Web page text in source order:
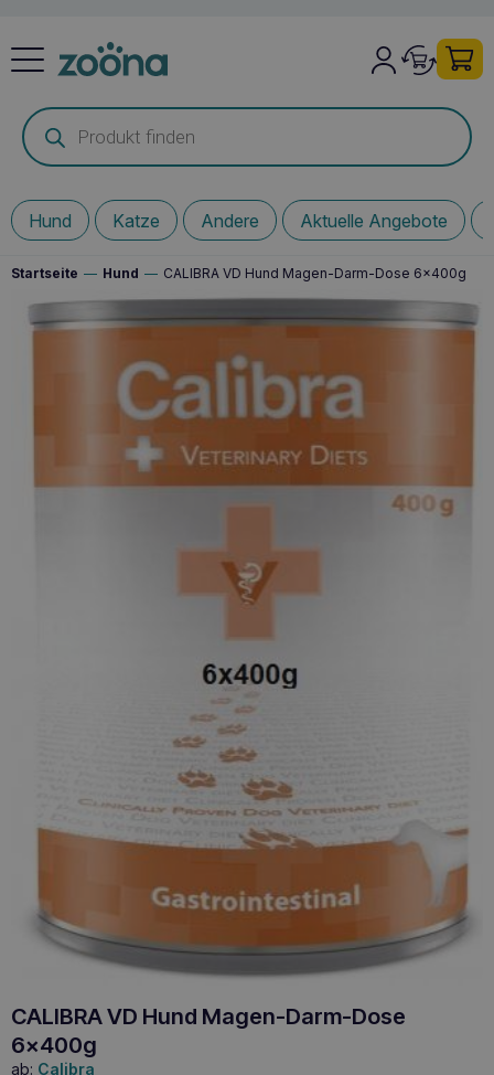
Products
search
Hund Katze Andere Aktuelle Angebote
Startseite — Hund — CALIBRA VD Hund Magen-Darm-Dose 6x400g
CALIBRA VD Hund Magen-Darm-Dose
6x400g
ab: Calibra